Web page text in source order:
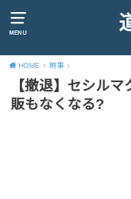
MENU
HOME 時事
【撤退】セシル
販もなくなる?